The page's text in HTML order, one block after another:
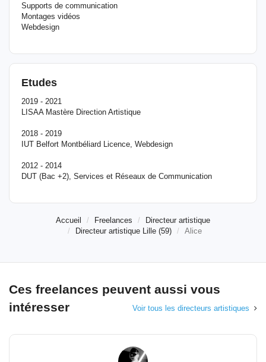
Supports de communication
Montages vidéos
Webdesign
Etudes
2019 - 2021
LISAA Mastère Direction Artistique
2018 - 2019
IUT Belfort Montbéliard Licence, Webdesign
2012 - 2014
DUT (Bac +2), Services et Réseaux de Communication
Accueil Freelances
Directeur artistique
Directeur artistique Lille (59)
Alice
Ces freelances peuvent aussi vous
intéresser
Voir tous les directeurs artistiques